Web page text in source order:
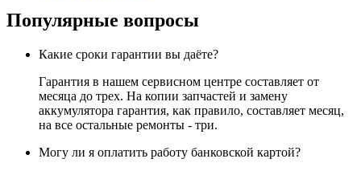
Популярные вопросы
Какие сроки гарантии вы даёте?
Гарантия в нашем сервисном центре составляет от
месяца до трех. На копии запчастей и замену
аккумулятора гарантия, как правило, составляет месяц,
на все остальные ремонты - три.
Могу ли я оплатить работу банковской картой?